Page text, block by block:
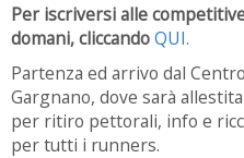
Per iscriversi alle
domani, cliccandoQUI.
Partenza ed arrivo dal
Gargnano, dove sarà
per ritiro pettorali, info e
per tutti i runners.